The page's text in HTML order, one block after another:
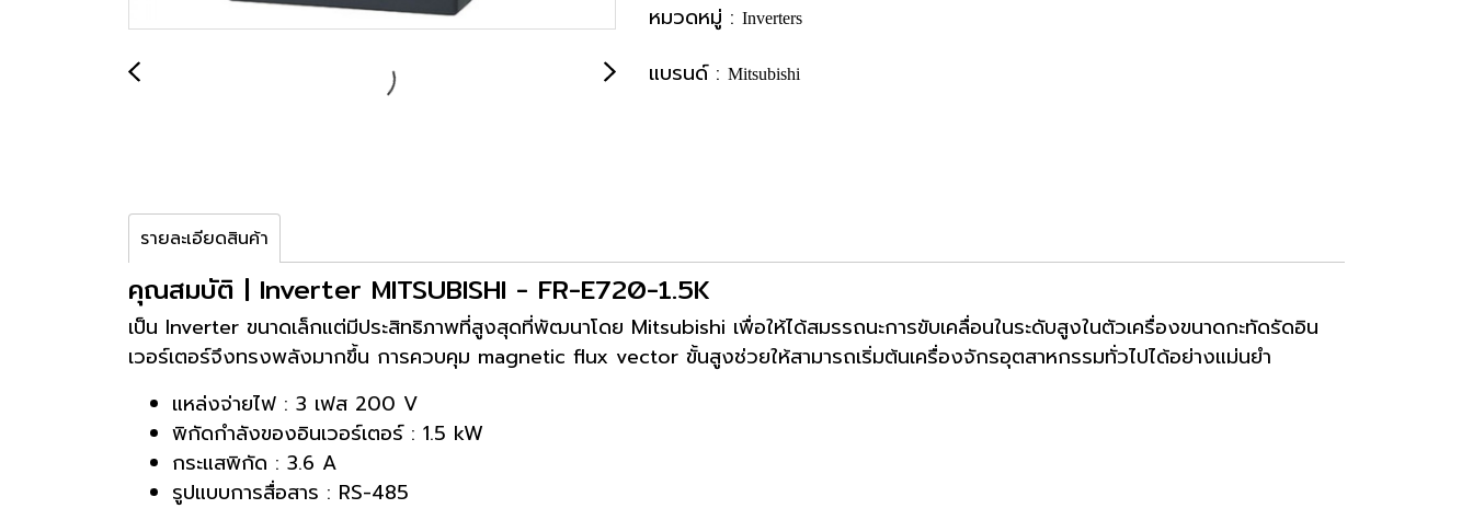
หมวดหมู่ : Inverters
แบรนด์ : Mitsubishi
รายละเอียดสินค้า
คุณสมบัติ | Inverter MITSUBISHI - FR-E720-1.5K
เป็น Inverter ขนาดเล็กแต่มีประสิทธิภาพที่สูงสุดที่พัฒนาโดย Mitsubishi เพื่อให้ได้สมรรถนะการขับเคลื่อนในระดับสูงในตัวเครื่องขนาดกะทัดรัดอิน
เวอร์เตอร์จึงทรงพลังมากขึ้น การควบคุม magnetic flux vector ขั้นสูงช่วยให้สามารถเริ่มต้นเครื่องจักรอุตสาหกรรมทั่วไปได้อย่างแม่นยำ
แหล่งจ่ายไฟ : 3 เฟส 200 V
พิกัดกำลังของอินเวอร์เตอร์ : 1.5 kW
กระแสพิกัด : 3.6 A
รูปแบบการสื่อสาร : RS-485